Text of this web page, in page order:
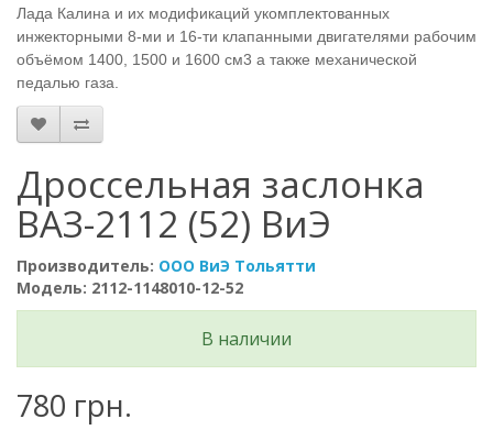
Лада Калина и их модификаций укомплектованных
инжекторными 8-ми и 16-ти клапанными двигателями рабочим
объёмом 1400, 1500 и 1600 см3 а также механической
педалью газа.
Дроссельная заслонка
ВАЗ-2112 (52) ВиЭ
Производитель: ООО ВиЭ Тольятти
Модель: 2112-1148010-12-52
В наличии
780 грн.